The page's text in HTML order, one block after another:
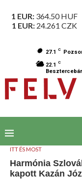
1 EUR: 364.50HUF
1 EUR: 24.261 CZK
27.1 C
22.1 C
ITT ÉS MOST
Harmónia
kapott Kazán